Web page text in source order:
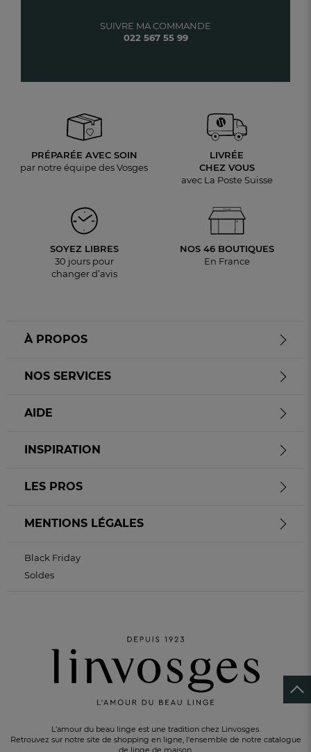
SUIVRE MA COMMANDE
022 567 55 99
PRÉPARÉE AVEC SOIN
par notre équipe des Vosges
LIVRÉE
CHEZ VOUS
avec La Poste Suisse
SOYEZ LIBRES
30 jours pour
changer d’avis
NOS 46 BOUTIQUES
En France
L'amour du beau linge est une tradition chez Linvosges.
Retrouvez sur notre site de shopping en ligne, l'ensemble de notre catalogue
À PROPOS
NOS SERVICES
AIDE
INSPIRATION
LES PROS
MENTIONS LÉGALES
Black Friday
Soldes